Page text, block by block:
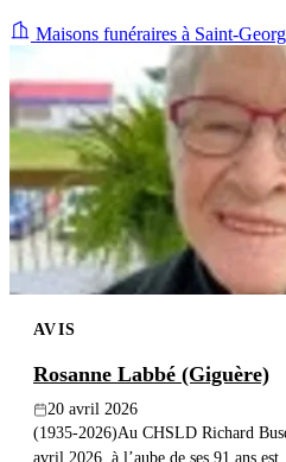
Éternea
Blog
Publier
Recherche
Maisons funéraires à Saint-
AVIS
Rosanne Labbé (Giguère)
20 avril 2026
(1935-2026)Au CHSLD Richard
avril 2026, à l’aube de ses 91 ans